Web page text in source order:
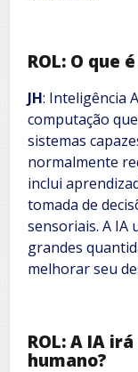
ROL: O que
JH: Inteligência
computação
sistemas
normalmente
inclui
tomada de
sensoriais. A IA
grandes
melhorar seu
ROL: A IA
humano?